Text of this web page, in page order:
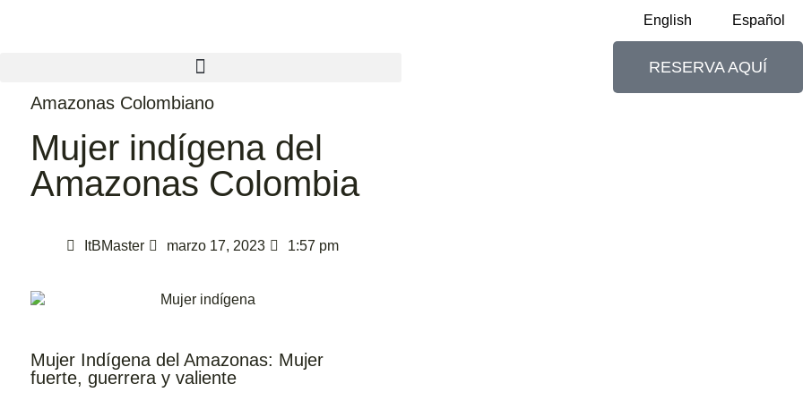
English Español
RESERVA AQUÍ
Amazonas Colombiano
Mujer indígena del
Amazonas Colombia
ItBMaster marzo 17, 2023 1:57 pm
Mujer Indígena del Amazonas: Mujer
fuerte, guerrera y valiente